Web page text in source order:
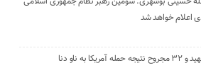
اعلام خواهد شد